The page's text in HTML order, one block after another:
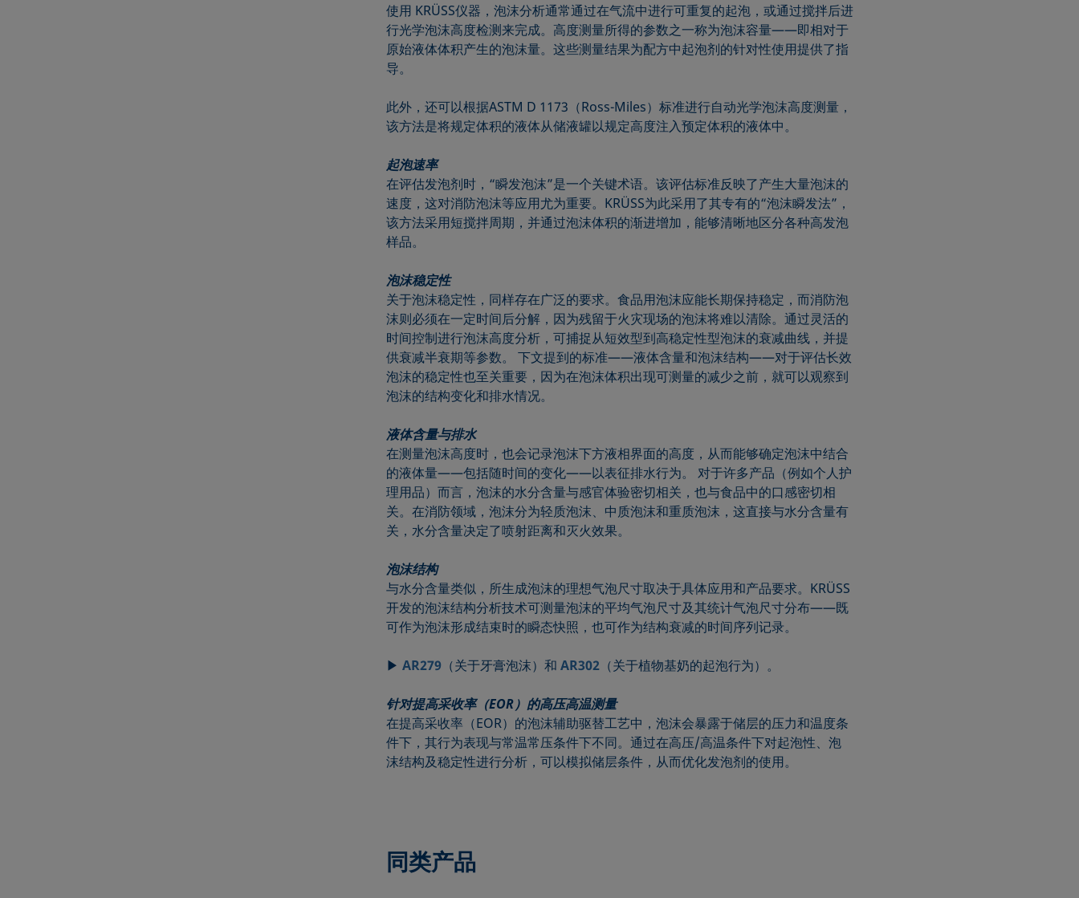
使用 KRÜSS仪器，泡沫分析通常通过在气流中进行可重复的起泡，或通过搅拌后进
行光学泡沫高度检测来完成。高度测量所得的参数之一称为泡沫容量——即相对于
原始液体体积产生的泡沫量。这些测量结果为配方中起泡剂的针对性使用提供了指
导。
此外，还可以根据ASTM D 1173（Ross-Miles）标准进行自动光学泡沫高度测量，
该方法是将规定体积的液体从储液罐以规定高度注入预定体积的液体中。
起泡速率
在评估发泡剂时，“瞬发泡沫”是一个关键术语。该评估标准反映了产生大量泡沫的
速度，这对消防泡沫等应用尤为重要。KRÜSS为此采用了其专有的“泡沫瞬发法”，
该方法采用短搅拌周期，并通过泡沫体积的渐进增加，能够清晰地区分各种高发泡
样品。
泡沫稳定性
关于泡沫稳定性，同样存在广泛的要求。食品用泡沫应能长期保持稳定，而消防泡
沫则必须在一定时间后分解，因为残留于火灾现场的泡沫将难以清除。通过灵活的
时间控制进行泡沫高度分析，可捕捉从短效型到高稳定性型泡沫的衰减曲线，并提
供衰减半衰期等参数。 下文提到的标准——液体含量和泡沫结构——对于评估长效
泡沫的稳定性也至关重要，因为在泡沫体积出现可测量的减少之前，就可以观察到
泡沫的结构变化和排水情况。
液体含量与排水
在测量泡沫高度时，也会记录泡沫下方液相界面的高度，从而能够确定泡沫中结合
的液体量——包括随时间的变化——以表征排水行为。 对于许多产品（例如个人护
理用品）而言，泡沫的水分含量与感官体验密切相关，也与食品中的口感密切相
关。在消防领域，泡沫分为轻质泡沫、中质泡沫和重质泡沫，这直接与水分含量有
关，水分含量决定了喷射距离和灭火效果。
泡沫结构
与水分含量类似，所生成泡沫的理想气泡尺寸取决于具体应用和产品要求。KRÜSS
开发的泡沫结构分析技术可测量泡沫的平均气泡尺寸及其统计气泡尺寸分布——既
可作为泡沫形成结束时的瞬态快照，也可作为结构衰减的时间序列记录。
▶ AR279（关于牙膏泡沫）和 AR302（关于植物基奶的起泡行为）。
针对提高采收率（EOR）的高压高温测量
在提高采收率（EOR）的泡沫辅助驱替工艺中，泡沫会暴露于储层的压力和温度条
件下，其行为表现与常温常压条件下不同。通过在高压/高温条件下对起泡性、泡
沫结构及稳定性进行分析，可以模拟储层条件，从而优化发泡剂的使用。
同类产品